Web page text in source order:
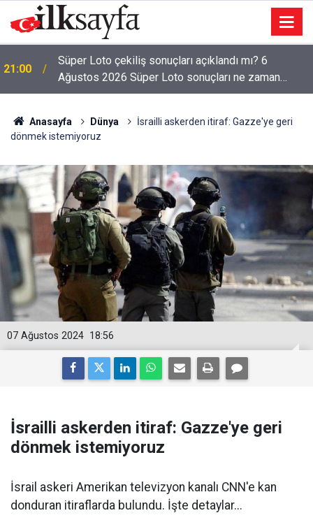
20:37
Bakan Kacır: Son 23 yılda örnek kalkınma hamlesine
imza attık
Anasayfa Dünya
İsrailli askerden itiraf: Gazze'ye geri
dönmek istemiyoruz
18:56
07 Ağustos 2024
İsrailli askerden itiraf: Gazze'ye geri
dönmek istemiyoruz
İsrail askeri Amerikan televizyon kanalı CNN'e kan
donduran itiraflarda bulundu. İşte detaylar...